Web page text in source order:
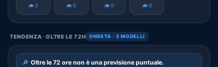
🌧️ 0 🌧️ 0 🌧️ 0 🌧️ 0
TENDENZA · OLTRE LE 72H ONESTA · 3 MODELLI
🔎 Oltre le 72 ore non è una previsione puntuale.